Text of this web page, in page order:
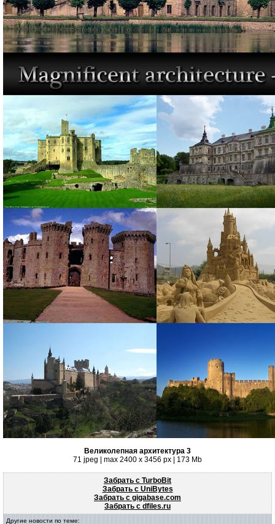
Великолепная архитектура 3
71 jpeg | max 2400 x 3456 px | 173 Mb
Забрать с TurboBit
Забрать с UniBytes
Забрать с gigabase.com
Забрать с dfiles.ru
Другие новости по теме: